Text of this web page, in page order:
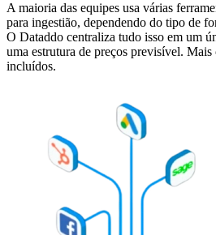
A maioria das equipes usa várias
para ingestião, dependendo do tipo de
O Dataddo centraliza tudo isso em um
uma estrutura de preços previsível. Mais
incluídos.